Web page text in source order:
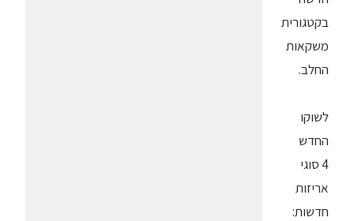
בקטגורית
משקאות
החלב.
לשוקו
החדש
4 סוגי
אריזות
חדשות: